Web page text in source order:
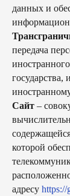
данных и
передача
Сайт –
которой
адресу https://